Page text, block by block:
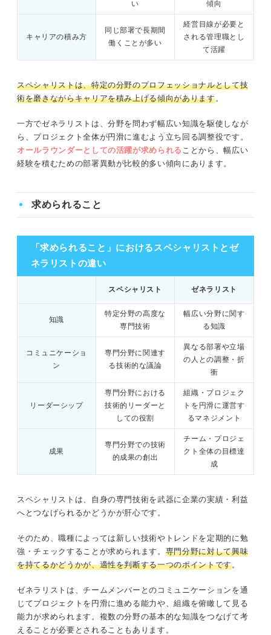
い
傾向
キャリアの積み方
同じ部署で長期間
働くことが多い
経営目線が必要と
される管理職とし
て活躍
スペシャリストは、特定の分野のプロフェッショナルとして技
術を磨きながらキャリアを積み上げる傾向があります。
一方でゼネラリストは、分野を問わず幅広い知識を駆使しなが
ら、プロジェクト全体が円滑に進むよう立ち回る調整役です。
オールラウンダーとしての活躍が求められる ことから、幅広い
経験を積むための部署異動が比較的多い傾向にあります。
求められること
スペシャリスト ゼネラリスト
知識
特定分野の高度な
専門技術
幅広い分野に関す
る知識
コミュニケーショ
ン
専門分野に関連す
る技術的な議論
異なる部署や立場
の人との調整・折
衝
リーダーシップ
専門分野における
技術的リーダーと
しての役割
組織・プロジェク
トを円滑に運営す
るマネジメント
成果
専門分野での技術
的成果の創出
チーム・プロジェ
クト全体の目標達
成
「求められること」におけるスペシャリストとゼ
ネラリストの違い
スペシャリストは、自身の専門技術を武器に企業の実績・利益
へとつなげられるかどうかが肝心です。
そのため、職種によっては新しい技術やトレンドを定期的に勉
強・チェックすることが求められます。 専門分野に対して興味
を持てるかどうかが、適性を判断する一つのポイントです。
ゼネラリストは、チームメンバーとのコミュニケーションを通
じてプロジェクトを円滑に進める能力や、組織を俯瞰して見る
能力が求められます。複数の分野の基本的な知識をつなげて考
えることが必要とされることもあります。